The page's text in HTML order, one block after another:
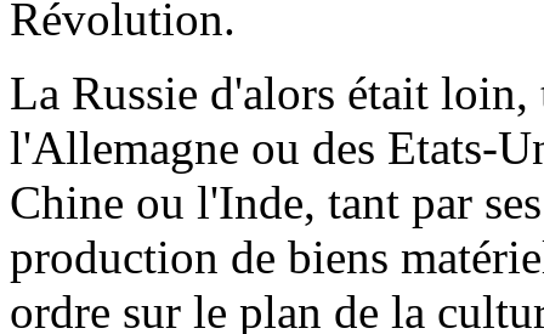
Révolution.
La Russie d'alors était
l'Allemagne ou des Etats-
Chine ou l'Inde, tant par
production de biens
ordre sur le plan de la